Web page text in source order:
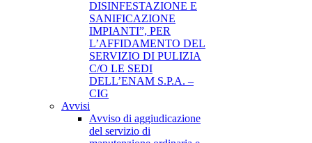
DISINFESTAZIONE E
SANIFICAZIONE
IMPIANTI”, PER
L’AFFIDAMENTO DEL
SERVIZIO DI PULIZIA
C/O LE SEDI
DELL’ENAM S.P.A. –
CIG
Avvisi
Avviso di aggiudicazione
del servizio di